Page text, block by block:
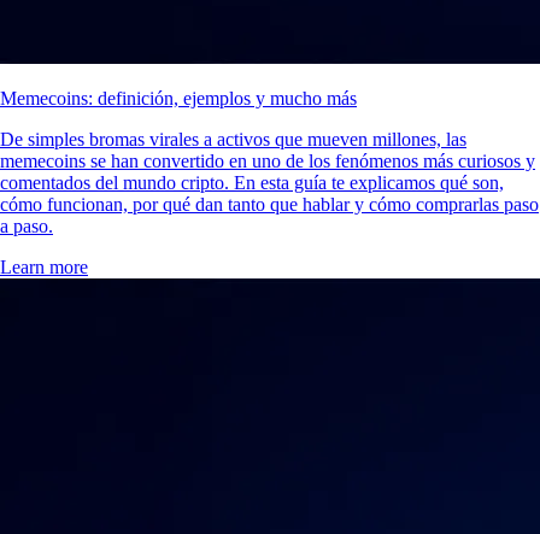
Memecoins: definición, ejemplos y mucho más
De simples bromas virales a activos que mueven millones, las
memecoins se han convertido en uno de los fenómenos más curiosos y
comentados del mundo cripto. En esta guía te explicamos qué son,
cómo funcionan, por qué dan tanto que hablar y cómo comprarlas paso
a paso.
Learn more